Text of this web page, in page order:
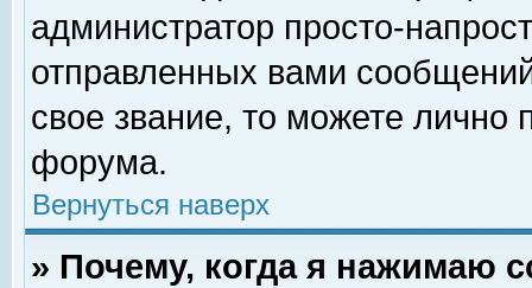
администратор просто-
отправленных вами
свое звание, то можете лично
форума.
Вернуться наверх
» Почему, когда я нажимаю